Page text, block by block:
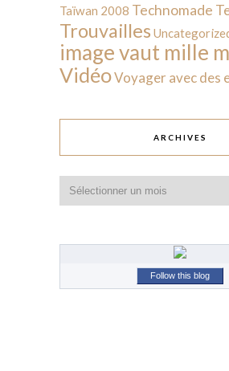
Taïwan 2008 Technomade
Trouvailles
image vaut mille
VidéoVoyager avec des
ARCHIVES
Follow this blog